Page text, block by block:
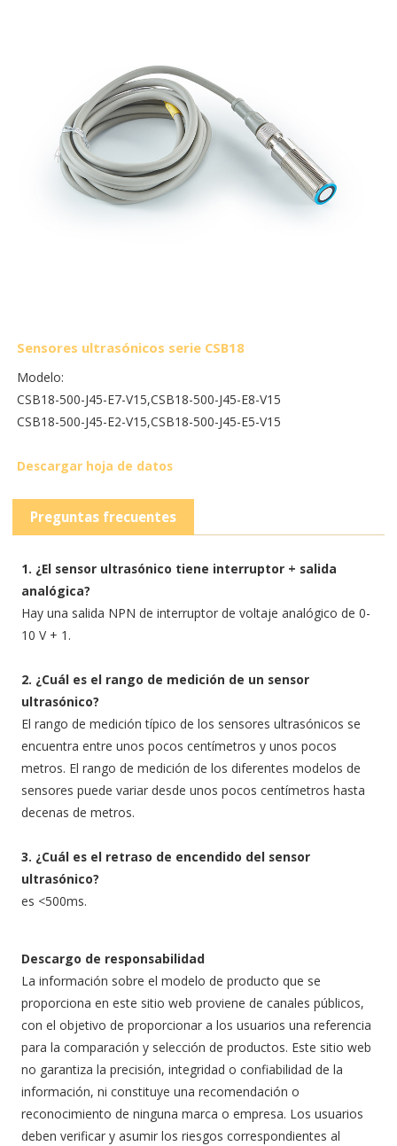
Sensores ultrasónicos serie CSB18
Modelo:
CSB18-500-J45-E7-V15,CSB18-500-J45-E8-V15
CSB18-500-J45-E2-V15,CSB18-500-J45-E5-V15
Descargar hoja de datos
Preguntas frecuentes
1. ¿El sensor ultrasónico tiene interruptor + salida
analógica?
Hay una salida NPN de interruptor de voltaje analógico de 0-
10 V + 1.
2. ¿Cuál es el rango de medición de un sensor
ultrasónico?
El rango de medición típico de los sensores ultrasónicos se
encuentra entre unos pocos centímetros y unos pocos
metros. El rango de medición de los diferentes modelos de
sensores puede variar desde unos pocos centímetros hasta
decenas de metros.
3. ¿Cuál es el retraso de encendido del sensor
ultrasónico?
es <500ms.
Descargo de responsabilidad
La información sobre el modelo de producto que se
proporciona en este sitio web proviene de canales públicos,
con el objetivo de proporcionar a los usuarios una referencia
para la comparación y selección de productos. Este sitio web
no garantiza la precisión, integridad o confiabilidad de la
información, ni constituye una recomendación o
reconocimiento de ninguna marca o empresa. Los usuarios
deben verificar y asumir los riesgos correspondientes al